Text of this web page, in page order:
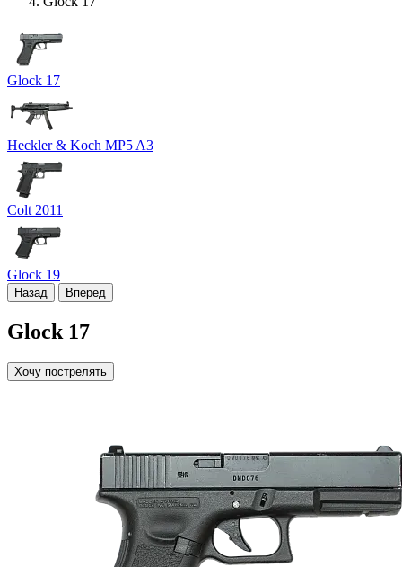
Glock 17
Heckler & Koch MP5 A3
Colt 2011
Glock 19
Назад Вперед
Glock 17
Хочу пострелять